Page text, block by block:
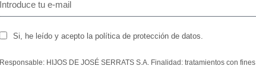
Si, he leído y acepto la política de protección de datos.
Responsable: HIJOS DE JOSÉ SERRATS S.A. Finalidad: tratamientos con fines